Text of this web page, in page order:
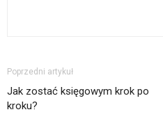
Poprzedni artykuł
Jak zostać księgowym krok po
kroku?